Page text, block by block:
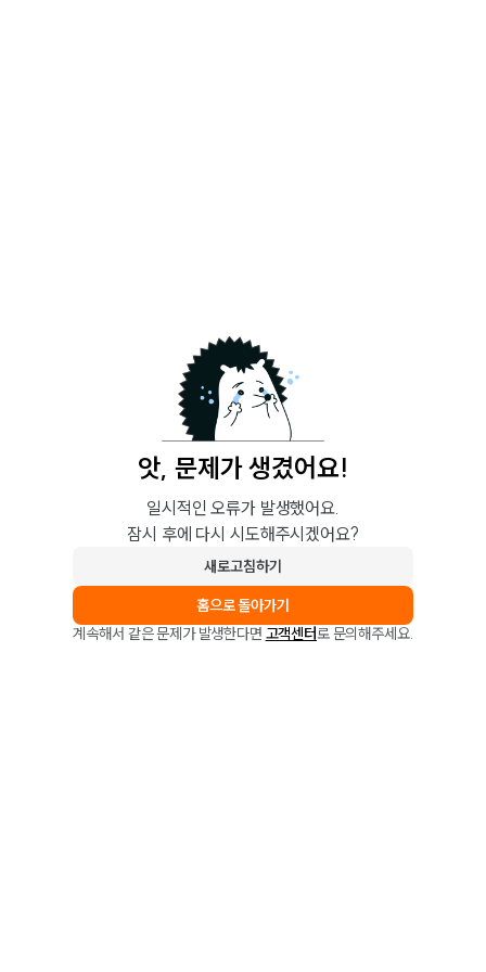
앗, 문제가 생겼어요!
일시적인 오류가 발생했어요.
잠시 후에 다시 시도해주시겠어요?
새로고침하기
홈으로 돌아가기
계속해서 같은 문제가 발생한다면 고객센터로 문의해주세요.